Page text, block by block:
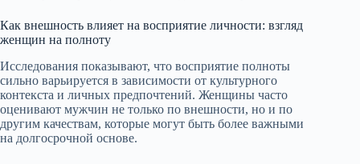
Как внешность влияет на восприятие личности: взгляд
женщин на полноту
Исследования показывают, что восприятие полноты
сильно варьируется в зависимости от культурного
контекста и личных предпочтений. Женщины часто
оценивают мужчин не только по внешности, но и по
другим качествам, которые могут быть более важными
на долгосрочной основе.